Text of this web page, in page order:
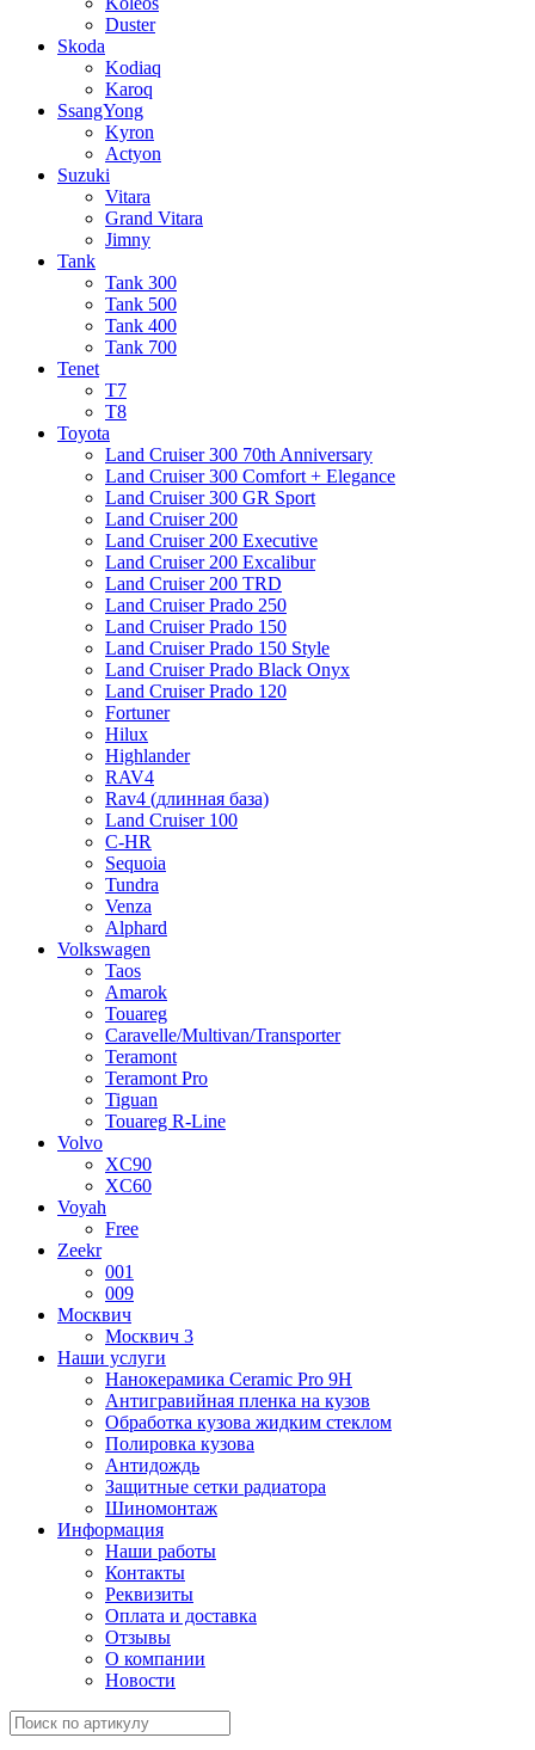
Duster
Skoda
Kodiaq
Karoq
SsangYong
Kyron
Actyon
Suzuki
Vitara
Grand Vitara
Jimny
Tank
Tank 300
Tank 500
Tank 400
Tank 700
Tenet
T7
T8
Toyota
Land Cruiser 300 70th Anniversary
Land Cruiser 300 Comfort + Elegance
Land Cruiser 300 GR Sport
Land Cruiser 200
Land Cruiser 200 Executive
Land Cruiser 200 Excalibur
Land Cruiser 200 TRD
Land Cruiser Prado 250
Land Cruiser Prado 150
Land Cruiser Prado 150 Style
Land Cruiser Prado Black Onyx
Land Cruiser Prado 120
Fortuner
Hilux
Highlander
RAV4
Rav4 (длинная база)
Land Cruiser 100
C-HR
Sequoia
Tundra
Venza
Alphard
Volkswagen
Taos
Amarok
Touareg
Caravelle/Multivan/Transporter
Teramont
Teramont Pro
Tiguan
Touareg R-Line
Volvo
XC90
XC60
Voyah
Free
Zeekr
001
009
Москвич
Москвич 3
Наши услуги
Нанокерамика Ceramic Pro 9H
Антигравийная пленка на кузов
Обработка кузова жидким стеклом
Полировка кузова
Антидождь
Защитные сетки радиатора
Шиномонтаж
Информация
Наши работы
Контакты
Реквизиты
Оплата и доставка
Отзывы
О компании
Новости